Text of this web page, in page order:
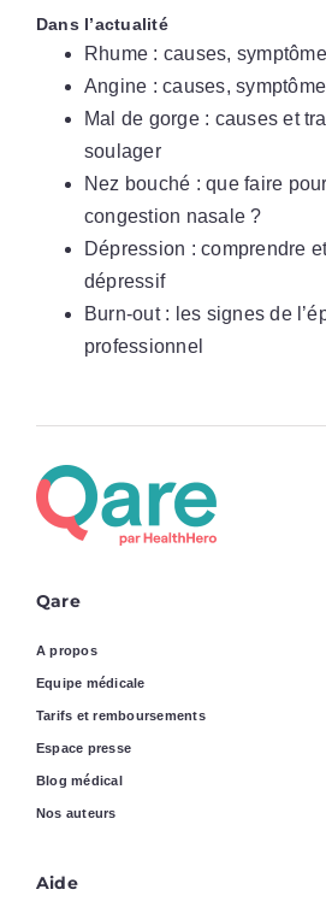
Dans l’actualité
Rhume : causes,
Angine : causes,
Mal de gorge : causes et
soulager
Nez bouché : que faire
congestion nasale ?
Dépression : comprendre
dépressif
Burn-out : les signes de
professionnel
Qare
A propos
Equipe médicale
Tarifs et remboursements
Espace presse
Blog médical
Nos auteurs
Aide